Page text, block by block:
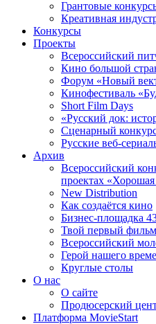
Грантовые
Креативная
Конкурсы
Проекты
Всероссийский
Кино большой
Форум «Новый
Кинофестиваль
Short Film Days
«Русский док:
Сценарный
Русские веб-
Архив
Всероссийский
проектах «Хорошая
New Distribution
Как создаётся кино
Бизнес-площадка
Твой первый фильм
Всероссийский
Герой нашего
Круглые столы
О нас
О сайте
Продюсерский
Платформа MovieStart